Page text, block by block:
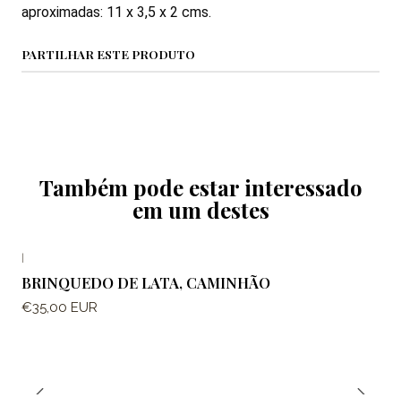
aproximadas: 11 x 3,5 x 2 cms.
PARTILHAR ESTE PRODUTO
Também pode estar interessado
em um destes
BRINQUEDO DE LATA, CAMINHÃO
€35,00 EUR